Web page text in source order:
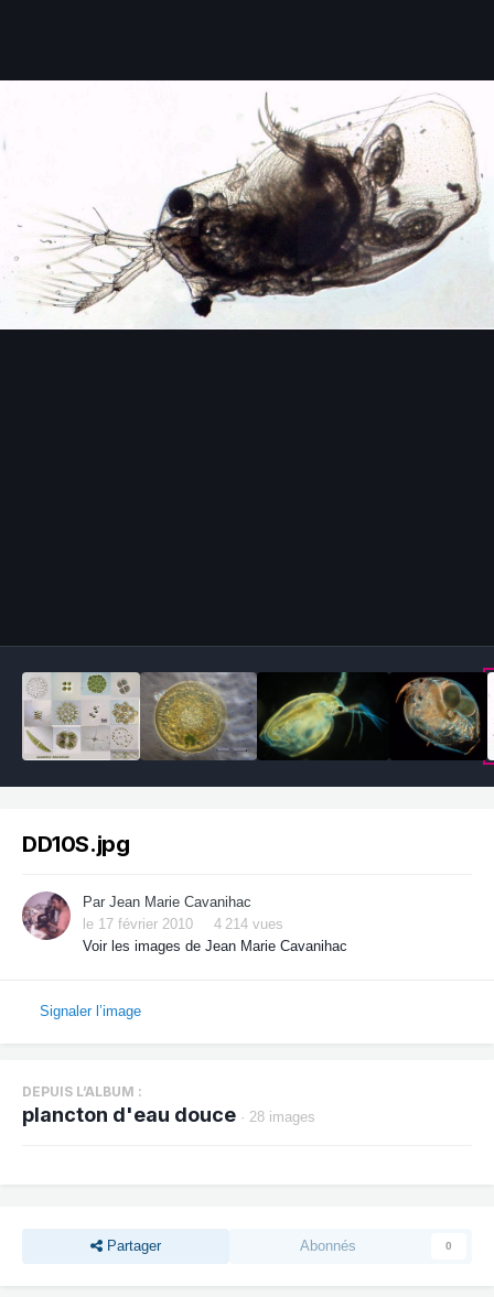
DD10S.jpg
Par Jean Marie Cavanihac
le 17 février 2010
4 214 vues
Voir les images de Jean Marie Cavanihac
Signaler l’image
DEPUIS L’ALBUM :
plancton d'eau douce · 28 images
Partager Abonnés 0